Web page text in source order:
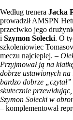
Według trenera Jacka
prowadził AMSPN
przeciwko jego
i Szymon Solecki. O
szkoleniowiec
meczu najcieplej. –
Przyjmował ją na
dobrze ustawionych
bardzo dobrze
skutecznie
Szymon Solecki w
– komplementował